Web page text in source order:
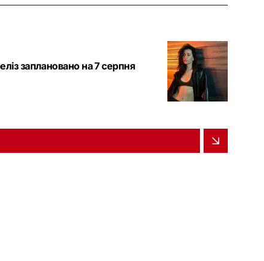
заплановано на 7 серпня